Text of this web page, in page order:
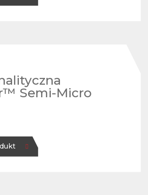
Semi-Micro